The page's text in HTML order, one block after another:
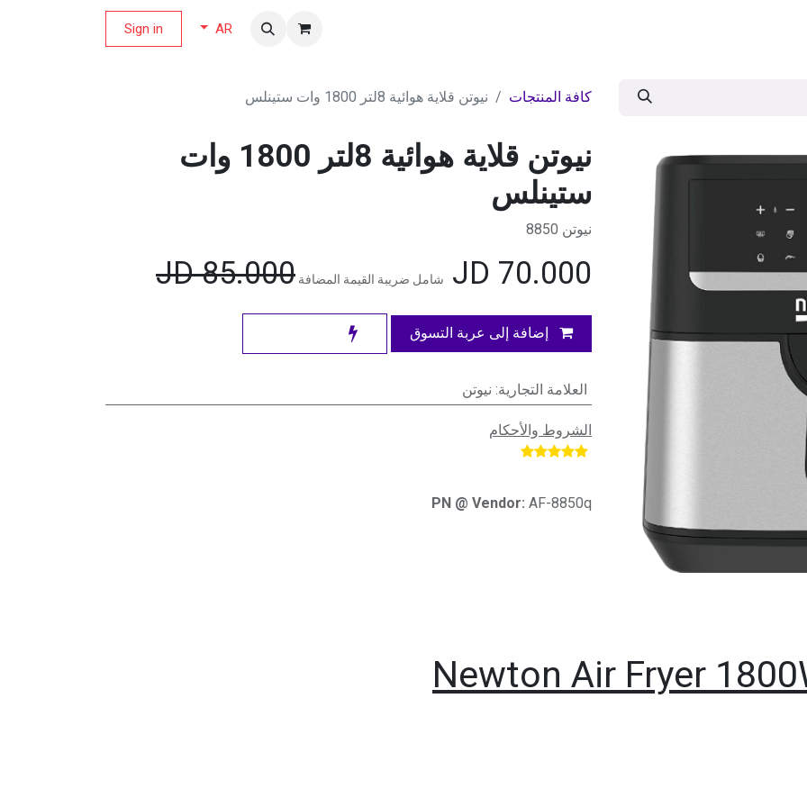
AR
Sign in
كافة المنتجات نيوتن قلاية هوائية 8لتر 1800 وات ستينلس
نيوتن قلاية هوائية 8لتر 1800 وات
ستينلس
نيوتن 8850
70.000 شامل ضريبة القيمة المضافة 85.000
JD
إضافة إلى عربة التسوق
العلامة التجارية: نيوتن
الشروط والأحكام
PN @ Vendor: AF-8850q
Newton Air Fryer